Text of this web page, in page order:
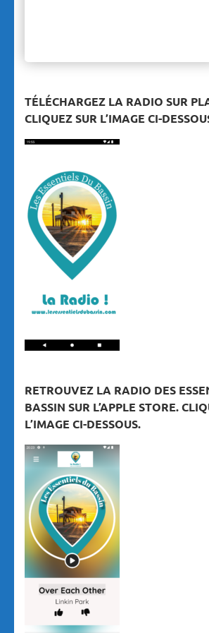
TÉLÉCHARGEZ LA RADIO SUR
CLIQUEZ SUR L’IMAGE CI-
RETROUVEZ LA RADIO DES
BASSIN SUR L’APPLE STORE.
L’IMAGE CI-DESSOUS.